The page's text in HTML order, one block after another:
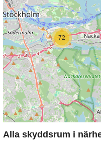
72
Alla skyddsrum i